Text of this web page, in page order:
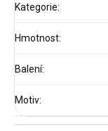
Kategorie:
Hmotnost:
Balení:
Motiv: